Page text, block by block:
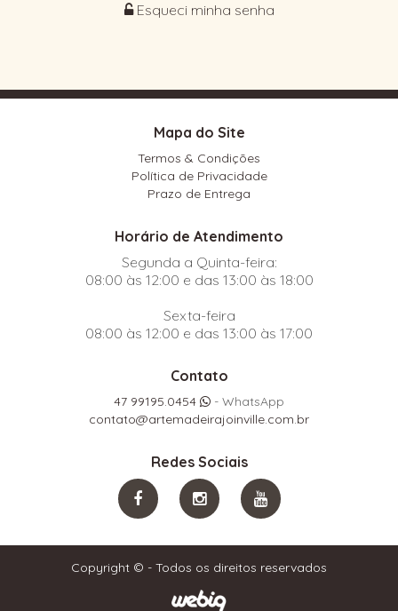
Esqueci minha senha
Mapa do Site
Termos & Condições
Política de Privacidade
Prazo de Entrega
Horário de Atendimento
Segunda a Quinta-feira:
08:00 às 12:00 e das 13:00 às 18:00
Sexta-feira
08:00 às 12:00 e das 13:00 às 17:00
Contato
47 99195.0454
- WhatsApp
contato@artemadeirajoinville.com.br
Redes Sociais
Copyright © - Todos os direitos reservados